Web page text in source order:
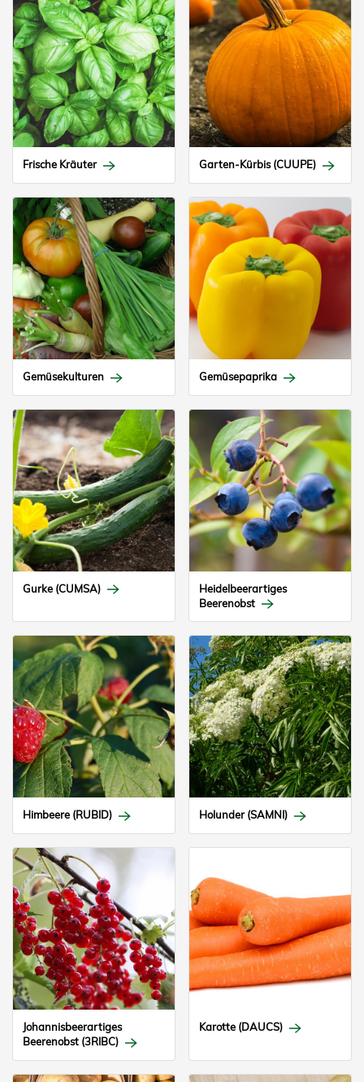
Frische Kräuter Garten-Kürbis (CUUPE)
Gemüsekulturen Gemüsepaprika
Gurke (CUMSA)
Heidelbeerartiges
Beerenobst
Himbeere (RUBID) Holunder (SAMNI)
Johannisbeerartiges
Beerenobst (3RIBC)
Karotte (DAUCS)